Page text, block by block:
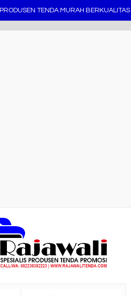
PRODUSEN TENDA MURAH BERKUALITAS